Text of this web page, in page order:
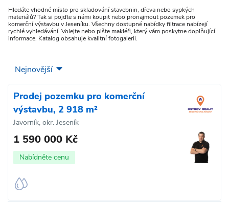
Hledáte vhodné místo pro skladování stavebnin, dřeva nebo sypkých
materiálů? Tak si pojďte s námi koupit nebo pronajmout pozemek pro
komerční výstavbu v Jeseníku. Všechny dostupné nabídky filtrace nabízejí
rychlé vyhledávání. Volejte nebo pište makléři, který vám poskytne doplňující
informace. Katalog obsahuje kvalitní fotogalerii.
Prodej pozemku pro komerční
výstavbu, 2 918 m²
Javorník, okr. Jeseník
1 590 000 Kč
Nabídněte cenu